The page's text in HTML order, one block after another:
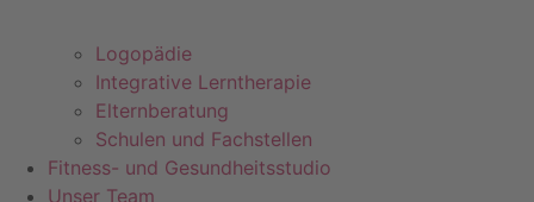
Logopädie
Integrative Lerntherapie
Elternberatung
Schulen und Fachstellen
Fitness- und Gesundheitsstudio
Unser Team